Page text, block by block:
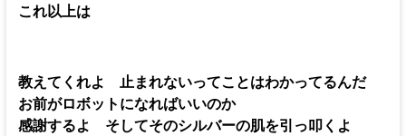
これ以上は
教えてくれよ 止まれないってことはわかってるんだ
お前がロボットになればいいのか
感謝するよ そしてそのシルバーの肌を引っ叩くよ